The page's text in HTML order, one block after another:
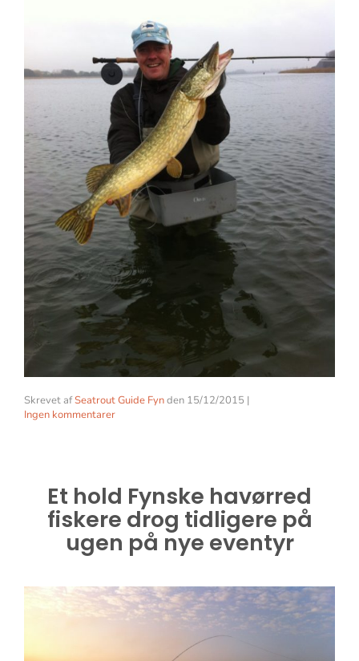
Skrevet afSeatrout Guide Fynden 15/12/2015 |
Ingen kommentarer
Et hold Fynske havørred
fiskere drog tidligere på
ugen på nye eventyr